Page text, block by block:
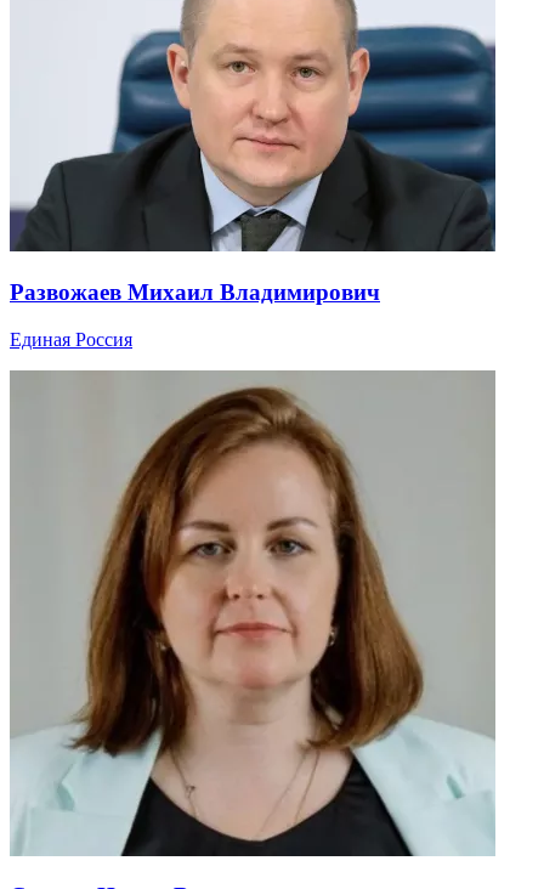
Развожаев Михаил Владимирович
Единая Россия